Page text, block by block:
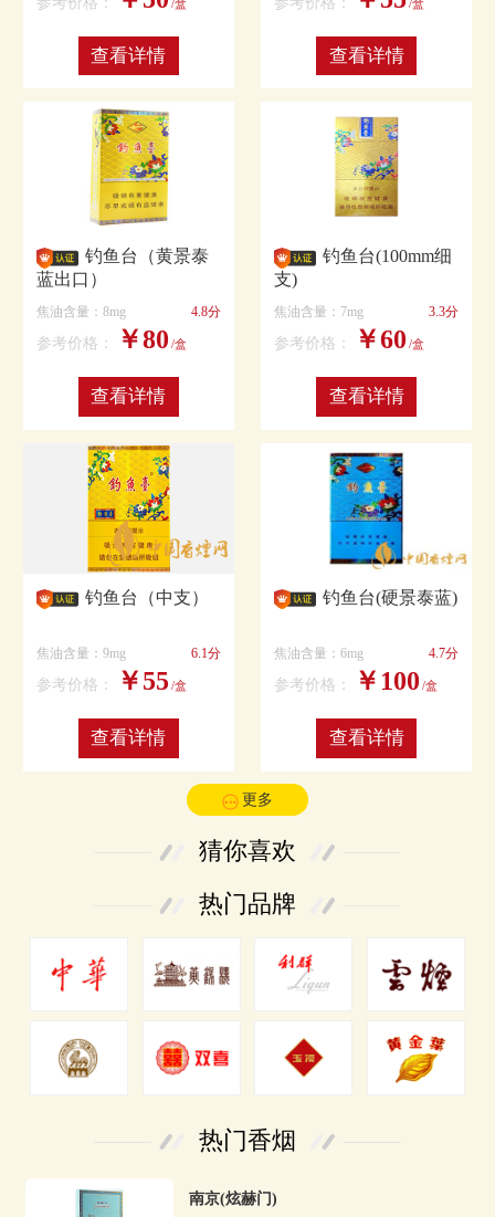
/盒
查看详情
/盒
查看详情
钓鱼台（黄景泰
蓝出口）
焦油含量：8mg 4.8分
参考价格： ￥80 /盒
查看详情
钓鱼台(100mm细
支)
焦油含量：7mg 3.3分
参考价格： ￥60 /盒
查看详情
钓鱼台（中支）
焦油含量：9mg 6.1分
参考价格： ￥55 /盒
查看详情
钓鱼台(硬景泰蓝)
焦油含量：6mg 4.7分
参考价格： ￥100 /盒
查看详情
更多
猜你喜欢
热门品牌
热门香烟
南京(炫赫门)